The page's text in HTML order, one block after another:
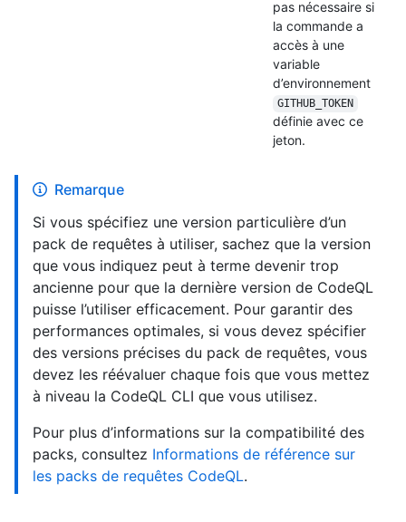
pas nécessaire si
la commande a
accès à une
variable
d’environnement
GITHUB_TOKEN
définie avec ce
jeton.
Remarque
Si vous spécifiez une version particulière d’un
pack de requêtes à utiliser, sachez que la version
que vous indiquez peut à terme devenir trop
ancienne pour que la dernière version de CodeQL
puisse l’utiliser efficacement. Pour garantir des
performances optimales, si vous devez spécifier
des versions précises du pack de requêtes, vous
devez les réévaluer chaque fois que vous mettez
à niveau la CodeQL CLI que vous utilisez.
Pour plus d’informations sur la compatibilité des
packs, consultez Informations de référence sur
les packs de requêtes CodeQL.